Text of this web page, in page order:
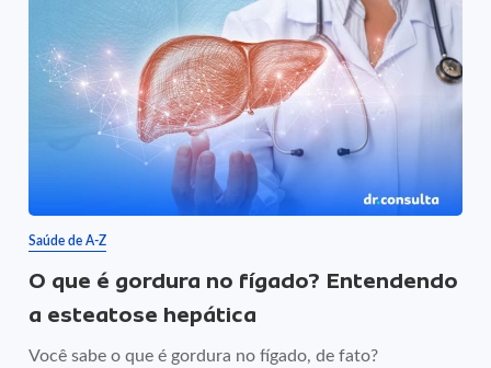
Saúde de A-Z
O que é gordura no fígado? Entendendo
a esteatose hepática
Você sabe o que é gordura no fígado, de fato?